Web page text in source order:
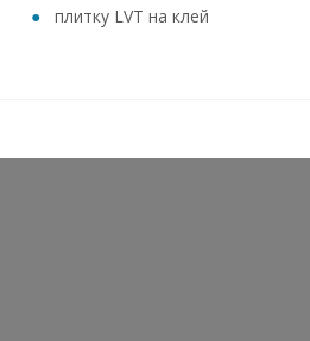
плитку LVT на клей